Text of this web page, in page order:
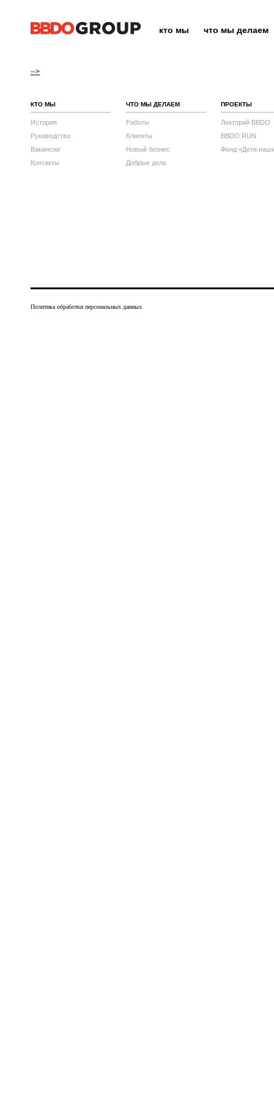
кто мы что мы делаем
-->
КТО МЫ
История
Руководство
Вакансии
Контакты
ЧТО МЫ ДЕЛАЕМ
Работы
Клиенты
Новый бизнес
Добрые дела
ПРОЕКТЫ
Лекторий BBDO
BBDO RUN
Фонд «Дети
Политика обработки персональных данных